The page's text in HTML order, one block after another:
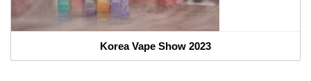
Korea Vape Show 2023